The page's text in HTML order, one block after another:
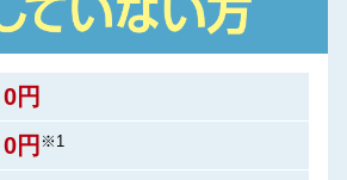
0円
0円 ※1